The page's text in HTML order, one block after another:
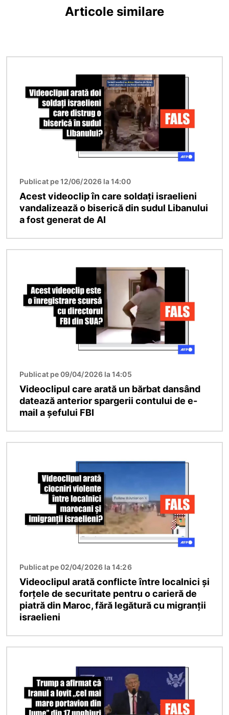
Articole similare
Publicat pe 12/06/2026 la 14:00
Acest videoclip în care soldați israelieni
vandalizează o biserică din sudul Libanului
a fost generat de AI
Publicat pe 09/04/2026 la 14:05
Videoclipul care arată un bărbat dansând
datează anterior spargerii contului de e-
mail a șefului FBI
Publicat pe 02/04/2026 la 14:26
Videoclipul arată conflicte între localnici și
forțele de securitate pentru o carieră de
piatră din Maroc, fără legătură cu migranții
israelieni